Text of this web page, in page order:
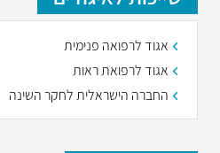
אגוד לרפואה פנימית
אגוד לרפואת ראות
החברה הישראלית לחקר השינה